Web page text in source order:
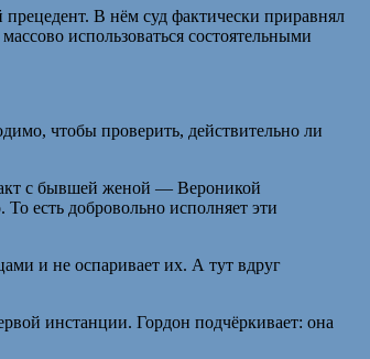
прецедент. В нём суд фактически приравнял
использоваться состоятельными
чтобы проверить, действительно ли
с бывшей женой — Вероникой
есть добровольно исполняет эти
и не оспаривает их. А тут вдруг
инстанции. Гордон подчёркивает: она